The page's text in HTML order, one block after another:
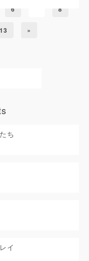
6 8
13 »
ち
イ